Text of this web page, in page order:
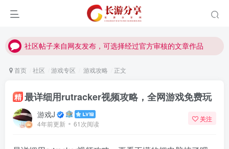
社区帖子来自网友发布，可选择经过官方审核的文章作品
社区帖子来自网友发布，可选择经过官方审核的文章作品
首页 社区 游戏专区 游戏攻略 正文
精 最详细用rutracker视频攻略，全网游戏免费玩
游戏J
4年前更新 61次阅读
关注